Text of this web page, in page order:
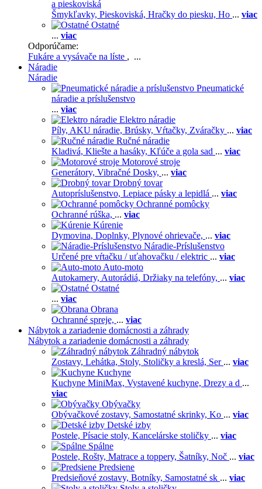
a pieskoviská
Šmykľavky, Pieskoviská, Hračky do piesku, Ho ... viac
Ostatné
... viac
Odporúčame:
Fukáre a vysávače na líste , ...
Náradie
Náradie
Pneumatické
náradie a príslušenstvo
... viac
Elektro náradie
Píly, AKU náradie, Brúsky, Vŕtačky, Zváračky ... viac
Ručné náradie
Kladivá, Kliešte a hasáky, Kľúče a gola sad ... viac
Motorové stroje
Generátory, Vibračné Dosky, ... viac
Drobný tovar
Autopríslušenstvo, Lepiace pásky a lepidlá ... viac
Ochranné pomôcky
Ochranné rúška, ... viac
Kúrenie
Dymovina, Doplnky, Plynové ohrievače, ... viac
Náradie-Príslušenstvo
Určené pre vŕtačku / uťahovačku / elektric ... viac
Auto-moto
Autokamery, Autorádiá, Držiaky na telefóny, ... viac
Ostatné
... viac
Obrana
Ochranné spreje, ... viac
Nábytok a zariadenie domácnosti a záhrady
Nábytok a zariadenie domácnosti a záhrady
Záhradný nábytok
Zostavy, Lehátka, Stoly, Stoličky a kreslá, Ser ... viac
Kuchyne
Kuchyne MiniMax, Vystavené kuchyne, Drezy a d ...
viac
Obývačky
Obývačkové zostavy, Samostatné skrinky, Ko ... viac
Detské izby
Postele, Písacie stoly, Kancelárske stoličky ... viac
Spálne
Postele, Rošty, Matrace a toppery, Šatníky, Noč ... viac
Predsiene
Predsieňové zostavy, Botníky, Samostatné sk ... viac